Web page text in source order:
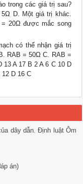
trong các giá trị sau?
D. Một giá trị khác.
= 20Ω được mắc song
có thể nhận giá trị
RAB = 50Ω C. RAB =
A 17 B 2 A 6 C 10 D
12 D 16 C
dây dẫn. Định luật Ôm
án)